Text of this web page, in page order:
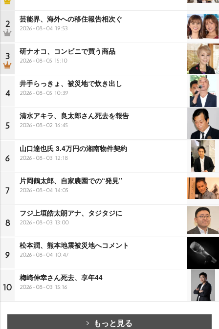
2 芸能界、海外への移住報告相次ぐ
2026-08-04 19:53
3 研ナオコ、コンビニで買う商品
2026-08-05 15:10
4
井手らっきょ、被災地で炊き出し
2026-08-05 10:39
5
清水アキラ、良太郎さん死去を報告
2026-08-02 16:45
6
山口達也氏 3.4万円の湘南物件契約
2026-08-03 12:18
7
片岡鶴太郎、自家農園での“発見”
2026-08-04 14:05
8
フジ上垣皓太朗アナ、タジタジに
2026-08-03 13:00
9
松本潤、熊本地震被災地へコメント
2026-08-04 10:47
10
梅崎伸幸さん死去、享年44
2026-08-03 15:16
もっと見る